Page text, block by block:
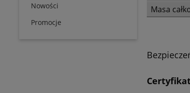
Nowości
Promocje
Masa